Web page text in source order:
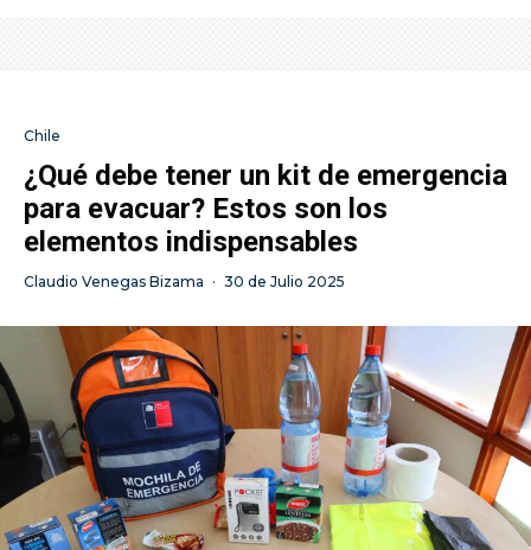
Chile
¿Qué debe tener un kit de emergencia
para evacuar? Estos son los
elementos indispensables
Claudio Venegas Bizama · 30 de Julio 2025